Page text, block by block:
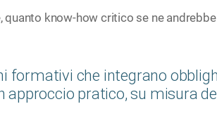
know-how critico se ne
formativi che integrano
pratico, su misura